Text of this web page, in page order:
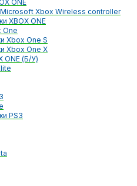
ONE
Xbox Wireless controller
XBOX ONE
One
Xbox One S
Xbox One X
ONE (Б/У)
PS3